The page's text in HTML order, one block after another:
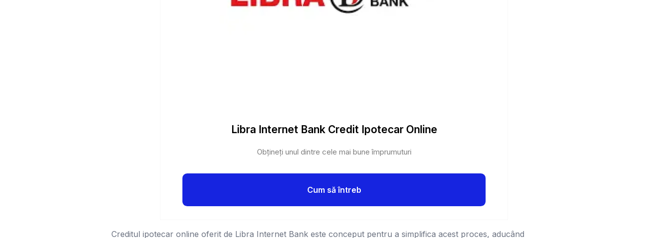
Libra Internet Bank Credit Ipotecar Online
Obțineți unul dintre cele mai bune împrumuturi
Cum să întreb
Creditul ipotecar online oferit de Libra Internet Bank este conceput pentru a simplifica acest proces, aducând